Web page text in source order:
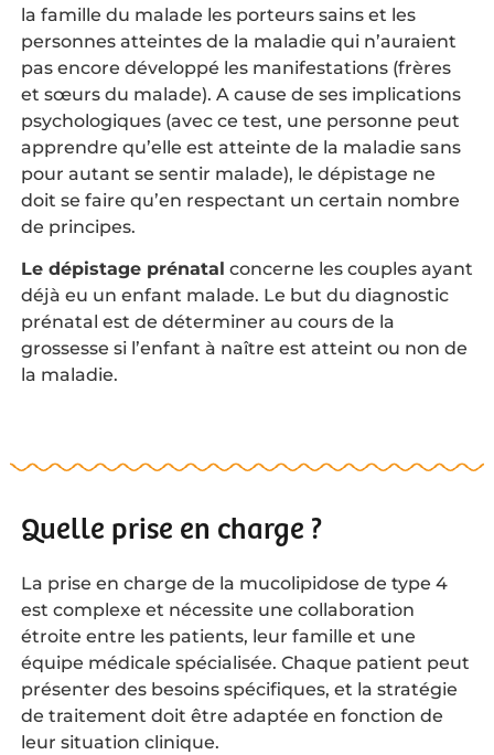
la famille du malade les porteurs sains et les
personnes atteintes de la maladie qui n’auraient
pas encore développé les manifestations (frères
et sœurs du malade). A cause de ses implications
psychologiques (avec ce test, une personne peut
apprendre qu’elle est atteinte de la maladie sans
pour autant se sentir malade), le dépistage ne
doit se faire qu’en respectant un certain nombre
de principes.
Le dépistage prénatal concerne les couples ayant
déjà eu un enfant malade. Le but du diagnostic
prénatal est de déterminer au cours de la
grossesse si l’enfant à naître est atteint ou non de
la maladie.
Quelle prise en charge ?
La prise en charge de la mucolipidose de type 4
est complexe et nécessite une collaboration
étroite entre les patients, leur famille et une
équipe médicale spécialisée. Chaque patient peut
présenter des besoins spécifiques, et la stratégie
de traitement doit être adaptée en fonction de
leur situation clinique.